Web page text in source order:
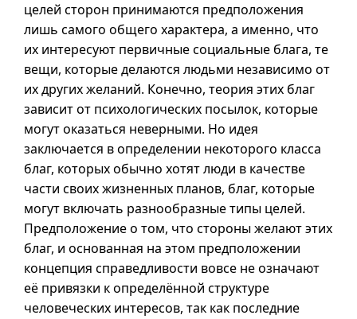
целей сторон принимаются предположения
лишь самого общего характера, а именно, что
их интересуют первичные социальные блага, те
вещи, которые делаются людьми независимо от
их других желаний. Конечно, теория этих благ
зависит от психологических посылок, которые
могут оказаться неверными. Но идея
заключается в определении некоторого класса
благ, которых обычно хотят люди в качестве
части своих жизненных планов, благ, которые
могут включать разнообразные типы целей.
Предположение о том, что стороны желают этих
благ, и основанная на этом предположении
концепция справедливости вовсе не означают
её привязки к определённой структуре
человеческих интересов, так как последние